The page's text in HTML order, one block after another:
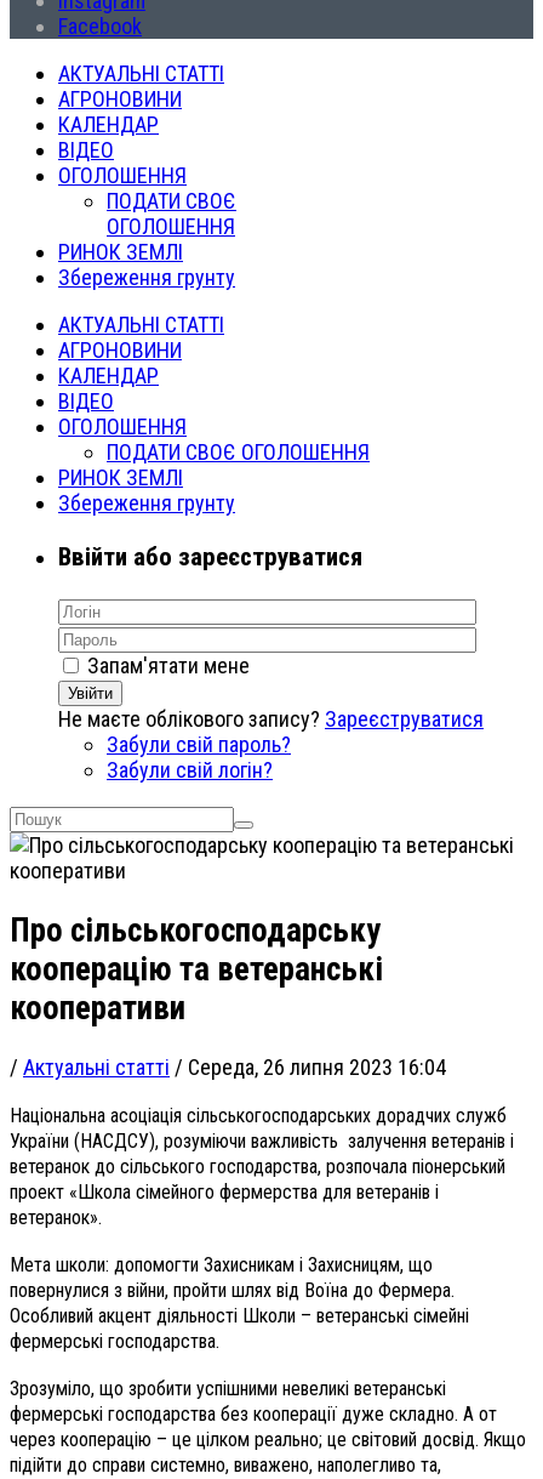
Facebook
АКТУАЛЬНІ СТАТТІ
АГРОНОВИНИ
КАЛЕНДАР
ВІДЕО
ОГОЛОШЕННЯ
ПОДАТИ СВОЄ
ОГОЛОШЕННЯ
РИНОК ЗЕМЛІ
Збереження грунту
АКТУАЛЬНІ СТАТТІ
АГРОНОВИНИ
КАЛЕНДАР
ВІДЕО
ОГОЛОШЕННЯ
ПОДАТИ СВОЄ ОГОЛОШЕННЯ
РИНОК ЗЕМЛІ
Збереження грунту
Ввійти або зареєструватися
Запам'ятати мене
Увійти
Не маєте облікового запису? Зареєструватися
Забули свій пароль?
Забули свій логін?
Про сільськогосподарську
кооперацію та ветеранські
кооперативи
/ Актуальні статті / Середа, 26 липня 2023 16:04
Національна асоціація сільськогосподарських дорадчих служб
України (НАСДСУ), розуміючи важливість залучення ветеранів і
ветеранок до сільського господарства, розпочала піонерський
проект «Школа сімейного фермерства для ветеранів і
ветеранок».
Мета школи: допомогти Захисникам і Захисницям, що
повернулися з війни, пройти шлях від Воїна до Фермера.
Особливий акцент діяльності Школи – ветеранські сімейні
фермерські господарства.
Зрозуміло, що зробити успішними невеликі ветеранські
фермерські господарства без кооперації дуже складно. А от
через кооперацію – це цілком реально; це світовий досвід. Якщо
підійти до справи системно, виважено, наполегливо та,